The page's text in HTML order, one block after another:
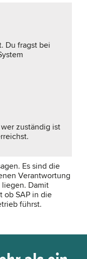
Du fragst bei
zuständig ist
Es sind die
Verantwortung
Damit
ob SAP in die
führst.